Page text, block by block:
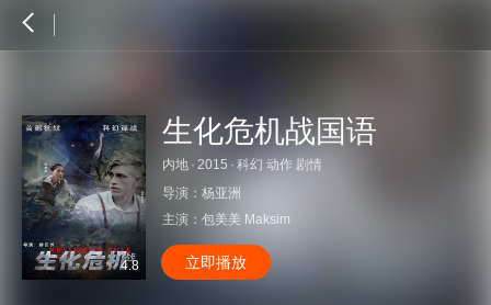
4.8
生化危机战国语
内地 · 2015 · 科幻 动作 剧情
导演： 杨亚洲
主演： 包美美 Maksim
立即播放